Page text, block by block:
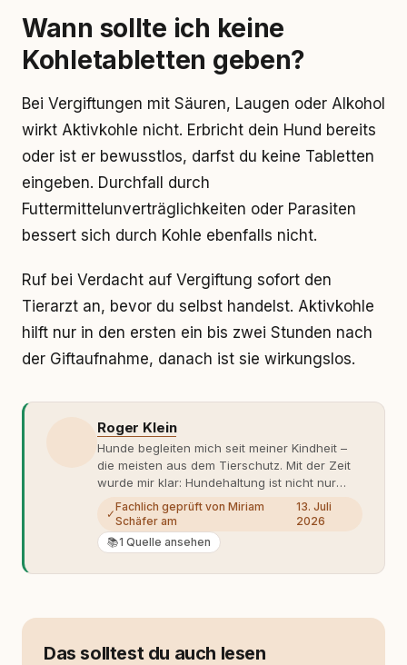
Wann sollte ich keine
Kohletabletten geben?
Bei Vergiftungen mit Säuren, Laugen oder Alkohol
wirkt Aktivkohle nicht. Erbricht dein Hund bereits
oder ist er bewusstlos, darfst du keine Tabletten
eingeben. Durchfall durch
Futtermittelunverträglichkeiten oder Parasiten
bessert sich durch Kohle ebenfalls nicht.
Ruf bei Verdacht auf Vergiftung sofort den
Tierarzt an, bevor du selbst handelst. Aktivkohle
hilft nur in den ersten ein bis zwei Stunden nach
der Giftaufnahme, danach ist sie wirkungslos.
Roger Klein
Hunde begleiten mich seit meiner Kindheit –
die meisten aus dem Tierschutz. Mit der Zeit
wurde mir klar: Hundehaltung ist nicht nur
Gefühl, sondern Verantwortung und
Fachwissen. Der Wendepunkt kam mit meinem
ersten Welpen. Plötzlich reichte Erfahrung
allein nicht mehr. Ich begann mich intensiv mit
entsteht echte Bindung dort, wo Verständnis
Entwicklung entstand rundum.dog – ein
✓
Fachlich geprüft von Miriam
Schäfer am
13. Juli
2026
📚1 Quelle ansehen
Das solltest du auch lesen